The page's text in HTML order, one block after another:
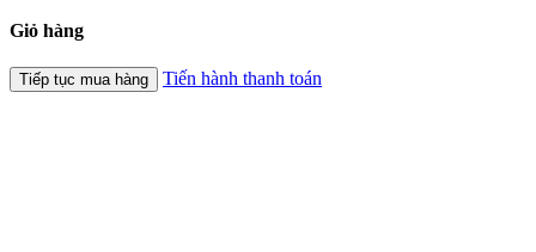
Giỏ hàng
Tiếp tục mua hàng Tiến hành thanh toán